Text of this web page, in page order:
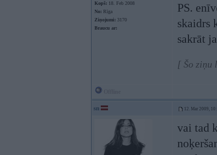
Kopš: 18. Feb 2008
No: Rīga
Ziņojumi: 3170
Braucu ar:
PS.
skaidrs
sakrāt
[ Šo ziņu
sn 12. Mar 2009,
vai tad